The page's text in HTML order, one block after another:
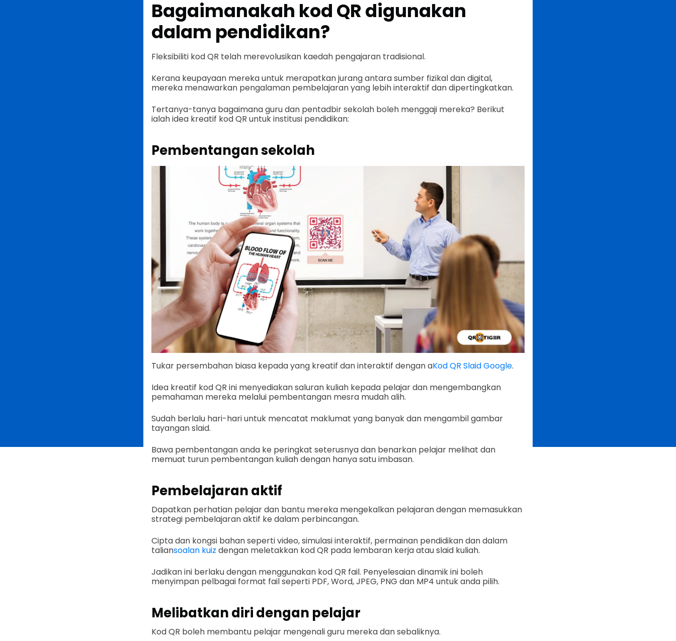
Bagaimanakah kod QR digunakan
dalam pendidikan?
Fleksibiliti kod QR telah merevolusikan kaedah pengajaran tradisional.
Kerana keupayaan mereka untuk merapatkan jurang antara sumber fizikal dan digital,
mereka menawarkan pengalaman pembelajaran yang lebih interaktif dan dipertingkatkan.
Tertanya-tanya bagaimana guru dan pentadbir sekolah boleh menggaji mereka? Berikut
ialah idea kreatif kod QR untuk institusi pendidikan:
Pembentangan sekolah
Tukar persembahan biasa kepada yang kreatif dan interaktif dengan aKod QR Slaid Google.
Idea kreatif kod QR ini menyediakan saluran kuliah kepada pelajar dan mengembangkan
pemahaman mereka melalui pembentangan mesra mudah alih.
Sudah berlalu hari-hari untuk mencatat maklumat yang banyak dan mengambil gambar
tayangan slaid.
Bawa pembentangan anda ke peringkat seterusnya dan benarkan pelajar melihat dan
memuat turun pembentangan kuliah dengan hanya satu imbasan.
Pembelajaran aktif
Dapatkan perhatian pelajar dan bantu mereka mengekalkan pelajaran dengan memasukkan
strategi pembelajaran aktif ke dalam perbincangan.
Cipta dan kongsi bahan seperti video, simulasi interaktif, permainan pendidikan dan dalam
taliansoalan kuiz dengan meletakkan kod QR pada lembaran kerja atau slaid kuliah.
Jadikan ini berlaku dengan menggunakan kod QR fail. Penyelesaian dinamik ini boleh
menyimpan pelbagai format fail seperti PDF, Word, JPEG, PNG dan MP4 untuk anda pilih.
Melibatkan diri dengan pelajar
Kod QR boleh membantu pelajar mengenali guru mereka dan sebaliknya.